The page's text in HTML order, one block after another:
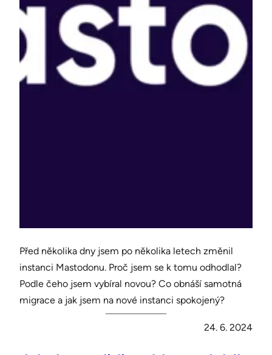
Před několika dny jsem po několika letech změnil
instanci Mastodonu. Proč jsem se k tomu odhodlal?
Podle čeho jsem vybíral novou? Co obnáší samotná
migrace a jak jsem na nové instanci spokojený?
24. 6. 2024